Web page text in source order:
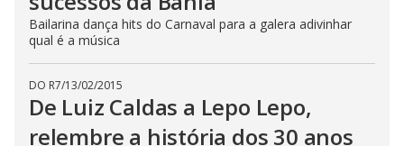
Bailarina dança hits do Carnaval para a galera adivinhar
qual é a música
DO R7/13/02/2015
De Luiz Caldas a Lepo Lepo,
relembre a história dos 30 anos